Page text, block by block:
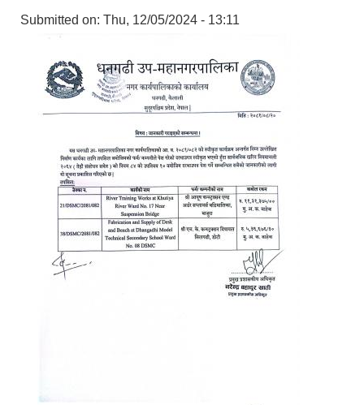
Submitted on: Thu, 12/05/2024 - 13:11